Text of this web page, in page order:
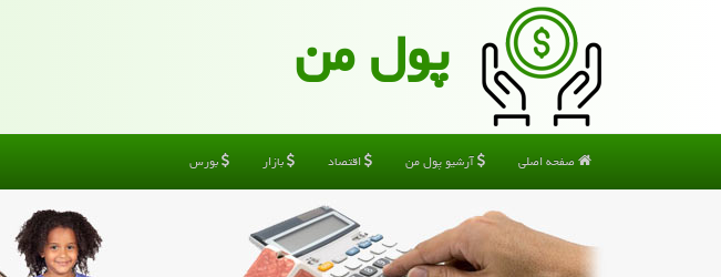
پول من
صفحه اصلی آرشیو پول من اقتصاد بازار بورس